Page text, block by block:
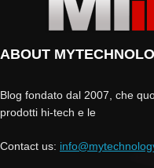
ABOUT
Blog fondato dal 2007, che
prodotti hi-tech e le
Contact us: